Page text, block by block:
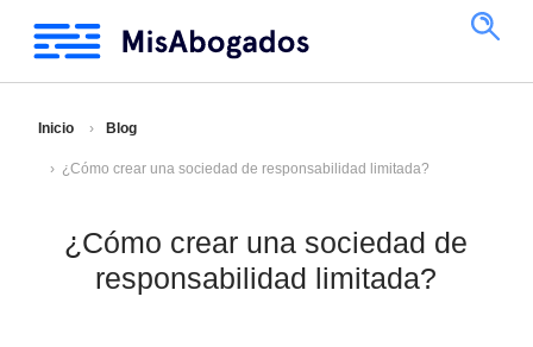
Inicio Blog
¿Cómo crear una sociedad de responsabilidad limitada?
¿Cómo crear una sociedad de
responsabilidad limitada?